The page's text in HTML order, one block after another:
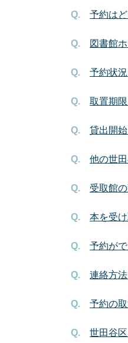
予約は
図書館
予約状
取置期限
貸出開
他の世
受取館
本を受
予約が
連絡方
予約の
世田谷